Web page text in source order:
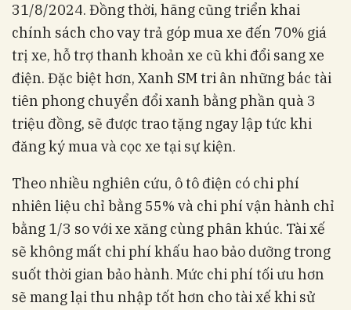
31/8/2024. Đồng thời, hãng cũng triển khai
chính sách cho vay trả góp mua xe đến 70% giá
trị xe, hỗ trợ thanh khoản xe cũ khi đổi sang xe
điện. Đặc biệt hơn, Xanh SM tri ân những bác tài
tiên phong chuyển đổi xanh bằng phần quà 3
triệu đồng, sẽ được trao tặng ngay lập tức khi
đăng ký mua và cọc xe tại sự kiện.
Theo nhiều nghiên cứu, ô tô điện có chi phí
nhiên liệu chỉ bằng 55% và chi phí vận hành chỉ
bằng 1/3 so với xe xăng cùng phân khúc. Tài xế
sẽ không mất chi phí khấu hao bảo dưỡng trong
suốt thời gian bảo hành. Mức chi phí tối ưu hơn
sẽ mang lại thu nhập tốt hơn cho tài xế khi sử